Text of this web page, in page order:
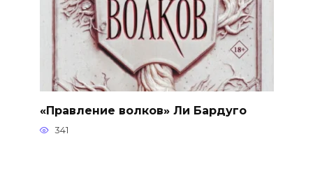
«Правление волков» Ли Бардуго
341